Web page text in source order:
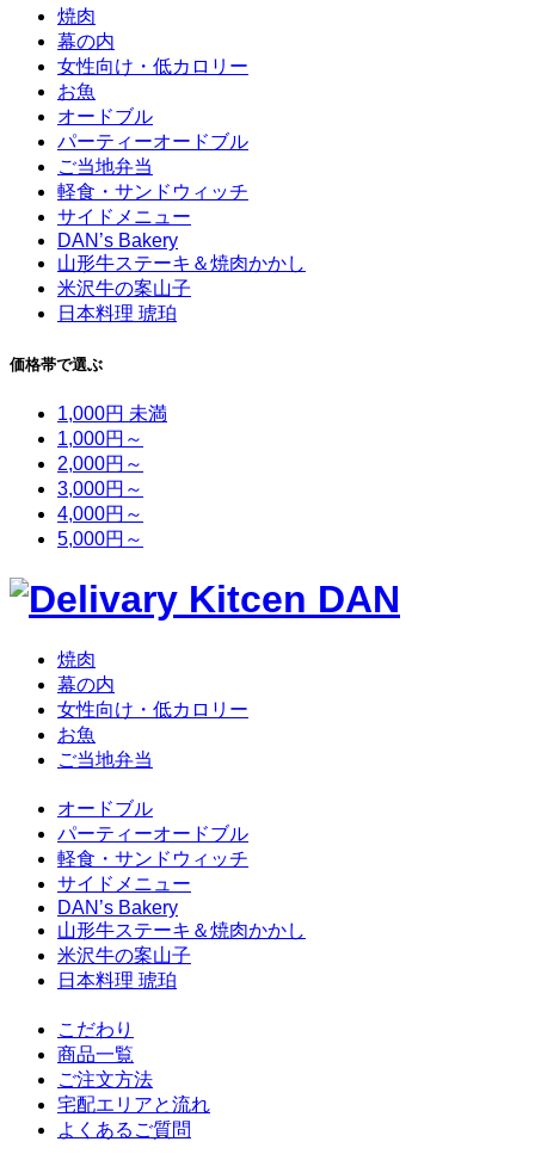
焼肉
幕の内
女性向け・低カロリー
お魚
オードブル
パーティーオードブル
ご当地弁当
軽食・サンドウィッチ
サイドメニュー
DAN’s Bakery
山形牛ステーキ＆焼肉かかし
米沢牛の案山子
日本料理 琥珀
価格帯で選ぶ
1,000円 未満
1,000円～
2,000円～
3,000円～
4,000円～
5,000円～
焼肉
幕の内
女性向け・低カロリー
お魚
ご当地弁当
オードブル
パーティーオードブル
軽食・サンドウィッチ
サイドメニュー
DAN’s Bakery
山形牛ステーキ＆焼肉かかし
米沢牛の案山子
日本料理 琥珀
こだわり
商品一覧
ご注文方法
宅配エリアと流れ
よくあるご質問